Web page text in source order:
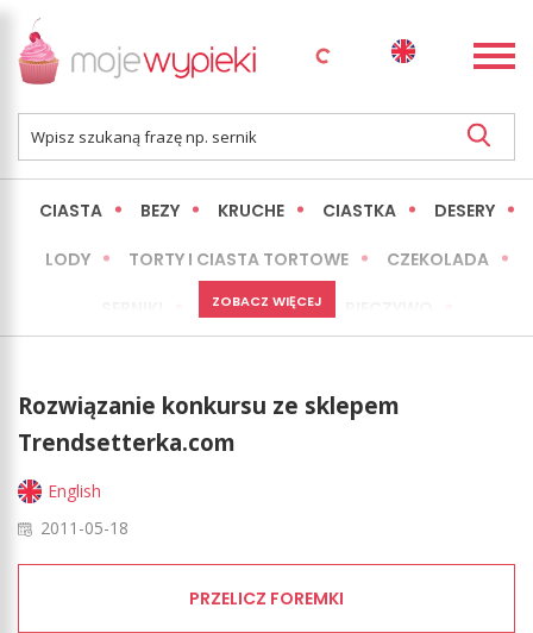
CIASTA BEZY KRUCHE CIASTKA DESERY
LODY TORTY I CIASTA TORTOWE CZEKOLADA
MINI WYPIEKI
LŻEJSZE / ZDROWSZE INNE
ZOBACZ WIĘCEJ
Rozwiązanie konkursu ze sklepem
Trendsetterka.com
English
2011-05-18
PRZELICZ FOREMKI